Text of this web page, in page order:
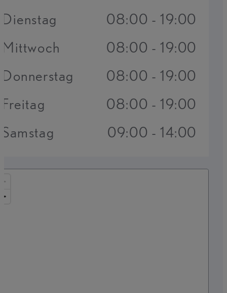
Dienstag
08:00 - 19:00
Mittwoch
08:00 - 19:00
Donnerstag
08:00 - 19:00
Freitag
08:00 - 19:00
Samstag
09:00 - 14:00